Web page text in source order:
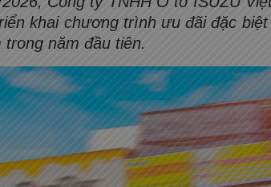
khai chương trình ưu đãi đặc
năm đầu tiên.